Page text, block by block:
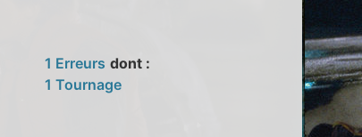
1 Erreurs dont :
1 Tournage